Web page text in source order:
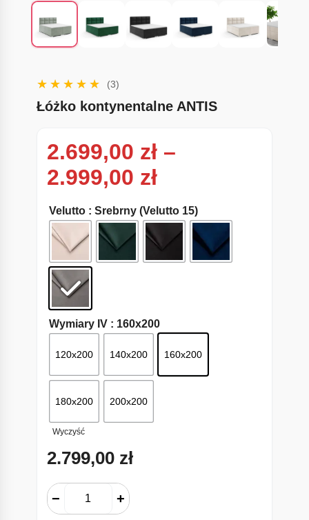
(3)
Łóżko kontynentalne ANTIS
2.699,00 zł –
2.999,00 złZakres cen:
Velutto : Srebrny (Velutto 15)
Wymiary IV : 160x200
120x200 140x200 160x200
180x200 200x200
Wyczyść
2.799,00 zł
− +